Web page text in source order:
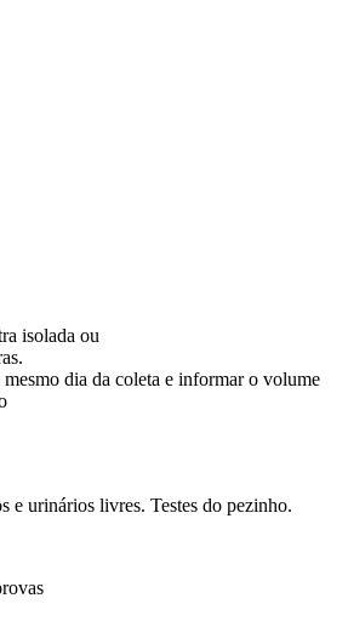
isolada ou
dia da coleta e informar o volume
e urinários livres. Testes do pezinho.